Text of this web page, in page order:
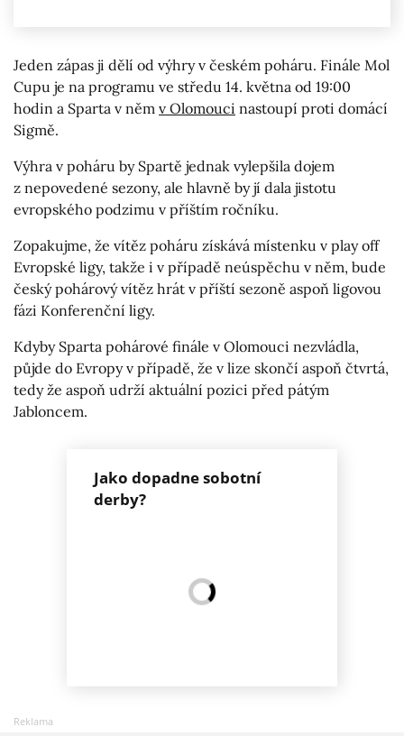
Jeden zápas ji dělí od výhry v českém poháru. Finále Mol
Cupu je na programu ve středu 14. května od 19:00
hodin a Sparta v něm v Olomouci nastoupí proti domácí
Sigmě.
Výhra v poháru by Spartě jednak vylepšila dojem
z nepovedené sezony, ale hlavně by jí dala jistotu
evropského podzimu v příštím ročníku.
Zopakujme, že vítěz poháru získává místenku v play off
Evropské ligy, takže i v případě neúspěchu v něm, bude
český pohárový vítěz hrát v příští sezoně aspoň ligovou
fázi Konferenční ligy.
Kdyby Sparta pohárové finále v Olomouci nezvládla,
půjde do Evropy v případě, že v lize skončí aspoň čtvrtá,
tedy že aspoň udrží aktuální pozici před pátým
Jabloncem.
Jako dopadne sobotní
derby?